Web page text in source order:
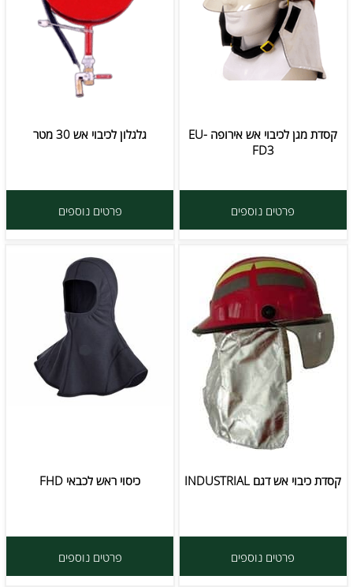
קסדת מגן לכיבוי אש אירופה EU-
FD3
פרטים נוספים
גלגלון לכיבוי אש 30 מטר
פרטים נוספים
קסדת כיבוי אש דגם INDUSTRIAL
פרטים נוספים
כיסוי ראש לכבאי FHD
פרטים נוספים